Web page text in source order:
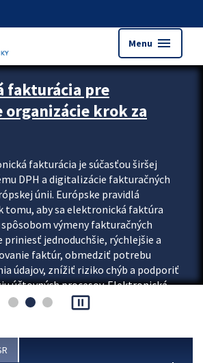
Menu menu
upútavok
fakturácia pre
krok za
fakturácia je súčasťou širšej
DPH a digitalizácie fakturačných
únii. Európske pravidlá
tomu, aby sa elektronická faktúra
výmeny fakturačných
priniesť jednoduchšie, rýchlejšie a
faktúr, obmedziť potrebu
údajov, znížiť riziko chýb a podporiť
účtovných procesov. Elektronická
pause_presentation